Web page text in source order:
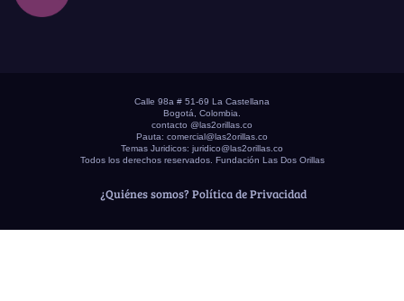
Calle 98a # 51-69 La Castellana
Bogotá, Colombia.
contacto @las2orillas.co
Pauta: comercial@las2orillas.co
Temas Juridicos: juridico@las2orillas.co
Todos los derechos reservados. Fundación Las Dos Orillas
¿Quiénes somos? Política de Privacidad